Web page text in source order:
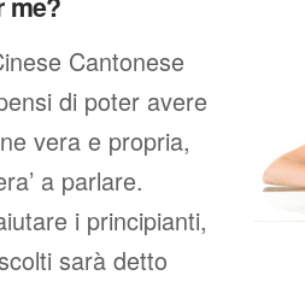
Cantonese
di poter avere
vera e propria,
a parlare.
i principianti,
sarà detto